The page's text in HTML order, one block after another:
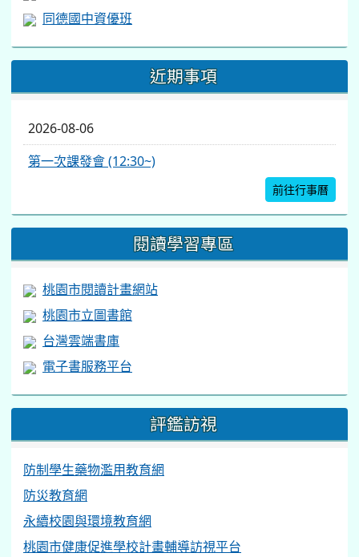
同德國中資優班
近期事項
2026-08-06
第一次課發會 (12:30~)
前往行事曆
閱讀學習專區
桃園市閱讀計畫網站
桃園市立圖書館
台灣雲端書庫
電子書服務平台
評鑑訪視
防制學生藥物濫用教育網
防災教育網
永續校園與環境教育網
桃園市健康促進學校計畫輔導訪視平台